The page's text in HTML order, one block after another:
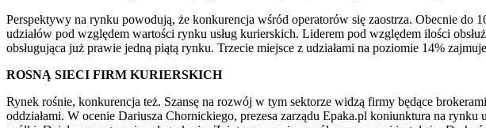
Perspektywy na rynku powodują, że konkurencja wśród operatorów się zaostrza. Obecnie
udziałów pod względem wartości rynku usług kurierskich. Liderem pod względem ilości
obsługująca już prawie jedną piątą rynku. Trzecie miejsce z udziałami na poziomie 14%
ROSNĄ SIECI FIRM KURIERSKICH
Rynek rośnie, konkurencja też. Szansę na rozwój w tym sektorze widzą firmy będące
oddziałami. W ocenie Dariusza Chornickiego, prezesa zarządu Epaka.pl koniunktura na